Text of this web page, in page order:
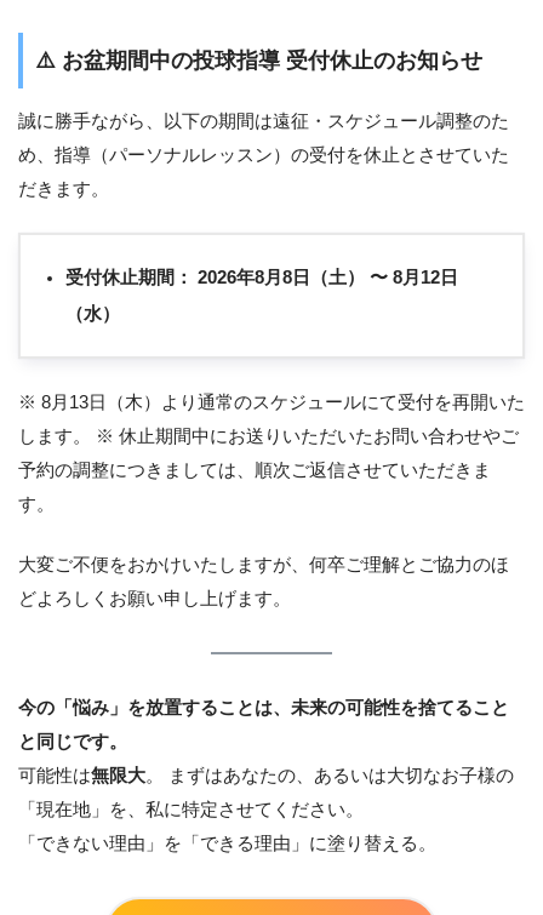
⚠️ お盆期間中の投球指導 受付休止のお知らせ
誠に勝手ながら、以下の期間は遠征・スケジュール調整のた
め、指導（パーソナルレッスン）の受付を休止とさせていた
だきます。
受付休止期間：
2026年8月8日（土） 〜 8月12日
（水）
※ 8月13日（木）より通常のスケジュールにて受付を再開いた
します。 ※ 休止期間中にお送りいただいたお問い合わせやご
予約の調整につきましては、順次ご返信させていただきま
す。
大変ご不便をおかけいたしますが、何卒ご理解とご協力のほ
どよろしくお願い申し上げます。
今の「悩み」を放置することは、未来の可能性を捨てること
と同じです。
可能性は無限大。 まずはあなたの、あるいは大切なお子様の
「現在地」を、私に特定させてください。
「できない理由」を「できる理由」に塗り替える。